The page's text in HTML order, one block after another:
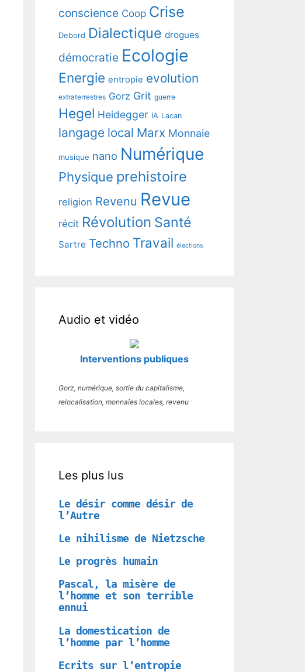
conscience Coop Crise
Debord Dialectique drogues
démocratie Ecologie
Energie entropie evolution
extraterrestres Gorz Grit guerre
Hegel Heidegger IA Lacan
langage local Marx Monnaie
musique nano Numérique
Physique prehistoire
religion Revenu Revue
récit Révolution Santé
Sartre Techno Travail élections
Audio et vidéo
Interventions publiques
Gorz, numérique, sortie du capitalisme,
relocalisation, monnaies locales, revenu
Les plus lus
Le désir comme désir de
l’Autre
Le nihilisme de Nietzsche
Le progrès humain
Pascal, la misère de
l’homme et son terrible
ennui
La domestication de
l’homme par l’homme
Ecrits sur l’entropie